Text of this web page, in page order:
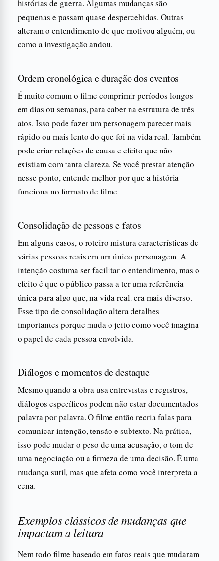
histórias de guerra. Algumas mudanças são
pequenas e passam quase despercebidas. Outras
alteram o entendimento do que motivou alguém, ou
como a investigação andou.
Ordem cronológica e duração dos eventos
É muito comum o filme comprimir períodos longos
em dias ou semanas, para caber na estrutura de três
atos. Isso pode fazer um personagem parecer mais
rápido ou mais lento do que foi na vida real. Também
pode criar relações de causa e efeito que não
existiam com tanta clareza. Se você prestar atenção
nesse ponto, entende melhor por que a história
funciona no formato de filme.
Consolidação de pessoas e fatos
Em alguns casos, o roteiro mistura características de
várias pessoas reais em um único personagem. A
intenção costuma ser facilitar o entendimento, mas o
efeito é que o público passa a ter uma referência
única para algo que, na vida real, era mais diverso.
Esse tipo de consolidação altera detalhes
importantes porque muda o jeito como você imagina
o papel de cada pessoa envolvida.
Diálogos e momentos de destaque
Mesmo quando a obra usa entrevistas e registros,
diálogos específicos podem não estar documentados
palavra por palavra. O filme então recria falas para
comunicar intenção, tensão e subtexto. Na prática,
isso pode mudar o peso de uma acusação, o tom de
uma negociação ou a firmeza de uma decisão. É uma
mudança sutil, mas que afeta como você interpreta a
cena.
Exemplos clássicos de mudanças que
impactam a leitura
Nem todo filme baseado em fatos reais que mudaram